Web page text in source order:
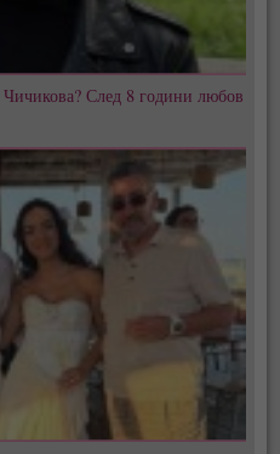
След 8 години любов